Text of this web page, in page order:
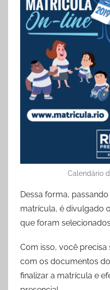
Calendário
Dessa forma,
matrícula, é divulgado
que foram
Com isso, você precisa
com os documentos
finalizar a matrícula e